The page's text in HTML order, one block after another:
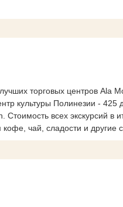
торговых центров Ala
культуры Полинезии - 425
всех экскурсий в
чай, сладости и другие